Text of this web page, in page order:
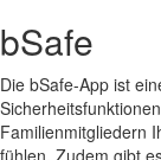
bSafe
Die bSafe-App ist
Familienmitgliedern